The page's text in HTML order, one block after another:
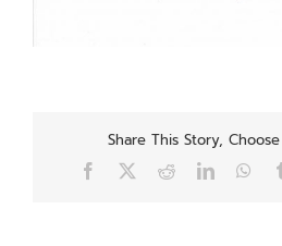
Share This Story,
Facebook RedditLinkedIn